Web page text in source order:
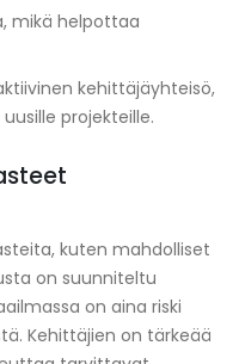
mikä helpottaa
kehittäjäyhteisö,
projekteille.
kuten mahdolliset
on suunniteltu
on aina riski
Kehittäjien on tärkeää